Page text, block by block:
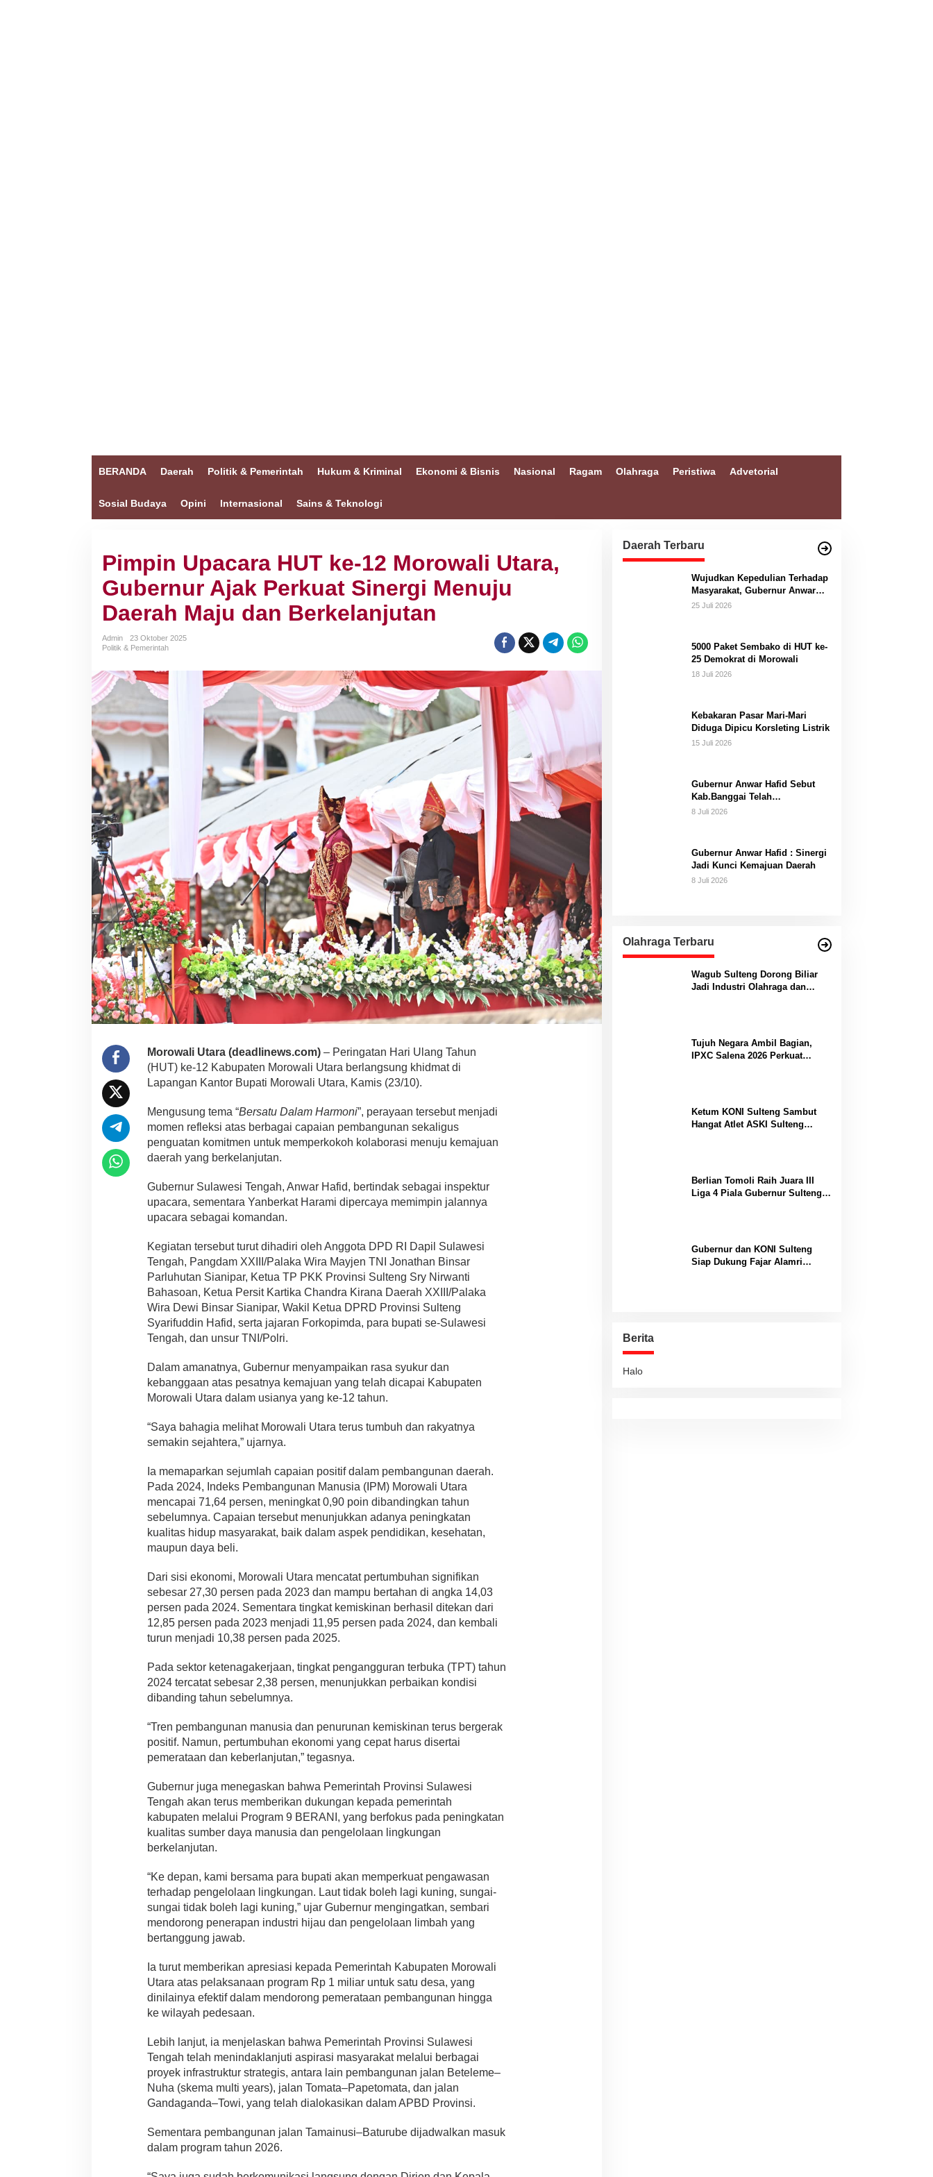
BERANDA Daerah Politik & Pemerintah Hukum & Kriminal Ekonomi & Bisnis Nasional Ragam Olahraga Peristiwa Advetorial
Sosial Budaya Opini Internasional Sains & Teknologi
Pimpin Upacara HUT ke-12 Morowali Utara,
Gubernur Ajak Perkuat Sinergi Menuju
Daerah Maju dan Berkelanjutan
Admin
23 Oktober 2025
Politik & Pemerintah
Morowali Utara (deadlinews.com)– Peringatan Hari Ulang Tahun
(HUT) ke-12 Kabupaten Morowali Utara berlangsung khidmat di
Lapangan Kantor Bupati Morowali Utara, Kamis (23/10).
Mengusung tema “Bersatu Dalam Harmoni”, perayaan tersebut menjadi
momen refleksi atas berbagai capaian pembangunan sekaligus
penguatan komitmen untuk memperkokoh kolaborasi menuju kemajuan
daerah yang berkelanjutan.
Gubernur Sulawesi Tengah, Anwar Hafid, bertindak sebagai inspektur
upacara, sementara Yanberkat Harami dipercaya memimpin jalannya
upacara sebagai komandan.
Kegiatan tersebut turut dihadiri oleh Anggota DPD RI Dapil Sulawesi
Tengah, Pangdam XXIII/Palaka Wira Mayjen TNI Jonathan Binsar
Parluhutan Sianipar, Ketua TP PKK Provinsi Sulteng Sry Nirwanti
Bahasoan, Ketua Persit Kartika Chandra Kirana Daerah XXIII/Palaka
Wira Dewi Binsar Sianipar, Wakil Ketua DPRD Provinsi Sulteng
Syarifuddin Hafid, serta jajaran Forkopimda, para bupati se-Sulawesi
Tengah, dan unsur TNI/Polri.
Dalam amanatnya, Gubernur menyampaikan rasa syukur dan
kebanggaan atas pesatnya kemajuan yang telah dicapai Kabupaten
Morowali Utara dalam usianya yang ke-12 tahun.
“Saya bahagia melihat Morowali Utara terus tumbuh dan rakyatnya
semakin sejahtera,” ujarnya.
Ia memaparkan sejumlah capaian positif dalam pembangunan daerah.
Pada 2024, Indeks Pembangunan Manusia (IPM) Morowali Utara
mencapai 71,64 persen, meningkat 0,90 poin dibandingkan tahun
sebelumnya. Capaian tersebut menunjukkan adanya peningkatan
kualitas hidup masyarakat, baik dalam aspek pendidikan, kesehatan,
maupun daya beli.
Dari sisi ekonomi, Morowali Utara mencatat pertumbuhan signifikan
sebesar 27,30 persen pada 2023 dan mampu bertahan di angka 14,03
persen pada 2024. Sementara tingkat kemiskinan berhasil ditekan dari
12,85 persen pada 2023 menjadi 11,95 persen pada 2024, dan kembali
turun menjadi 10,38 persen pada 2025.
Pada sektor ketenagakerjaan, tingkat pengangguran terbuka (TPT) tahun
2024 tercatat sebesar 2,38 persen, menunjukkan perbaikan kondisi
dibanding tahun sebelumnya.
“Tren pembangunan manusia dan penurunan kemiskinan terus bergerak
positif. Namun, pertumbuhan ekonomi yang cepat harus disertai
pemerataan dan keberlanjutan,” tegasnya.
Gubernur juga menegaskan bahwa Pemerintah Provinsi Sulawesi
Tengah akan terus memberikan dukungan kepada pemerintah
kabupaten melalui Program 9 BERANI, yang berfokus pada peningkatan
kualitas sumber daya manusia dan pengelolaan lingkungan
berkelanjutan.
“Ke depan, kami bersama para bupati akan memperkuat pengawasan
terhadap pengelolaan lingkungan. Laut tidak boleh lagi kuning, sungai-
sungai tidak boleh lagi kuning,” ujar Gubernur mengingatkan, sembari
mendorong penerapan industri hijau dan pengelolaan limbah yang
bertanggung jawab.
Ia turut memberikan apresiasi kepada Pemerintah Kabupaten Morowali
Utara atas pelaksanaan program Rp 1 miliar untuk satu desa, yang
dinilainya efektif dalam mendorong pemerataan pembangunan hingga
ke wilayah pedesaan.
Lebih lanjut, ia menjelaskan bahwa Pemerintah Provinsi Sulawesi
Tengah telah menindaklanjuti aspirasi masyarakat melalui berbagai
proyek infrastruktur strategis, antara lain pembangunan jalan Beteleme–
Nuha (skema multi years), jalan Tomata–Papetomata, dan jalan
Gandaganda–Towi, yang telah dialokasikan dalam APBD Provinsi.
Sementara pembangunan jalan Tamainusi–Baturube dijadwalkan masuk
dalam program tahun 2026.
Daerah Terbaru
Wujudkan Kepedulian Terhadap
Masyarakat, Gubernur Anwar
Hafid Bangun Jembatan
25 Juli 2026
5000 Paket Sembako di HUT ke-
25 Demokrat di Morowali
18 Juli 2026
Kebakaran Pasar Mari-Mari
Diduga Dipicu Korsleting Listrik
15 Juli 2026
Gubernur Anwar Hafid Sebut
Kab.Banggai Telah
“Melahirkan” Generasi…
8 Juli 2026
Gubernur Anwar Hafid : Sinergi
Jadi Kunci Kemajuan Daerah
8 Juli 2026
Olahraga Terbaru
Wagub Sulteng Dorong Biliar
Jadi Industri Olahraga dan
Tujuh Negara Ambil Bagian,
IPXC Salena 2026 Perkuat
Ketum KONI Sulteng Sambut
Hangat Atlet ASKI Sulteng
Berlian Tomoli Raih Juara III
Liga 4 Piala Gubernur Sulteng
Gubernur dan KONI Sulteng
Siap Dukung Fajar Alamri
Berita
Halo